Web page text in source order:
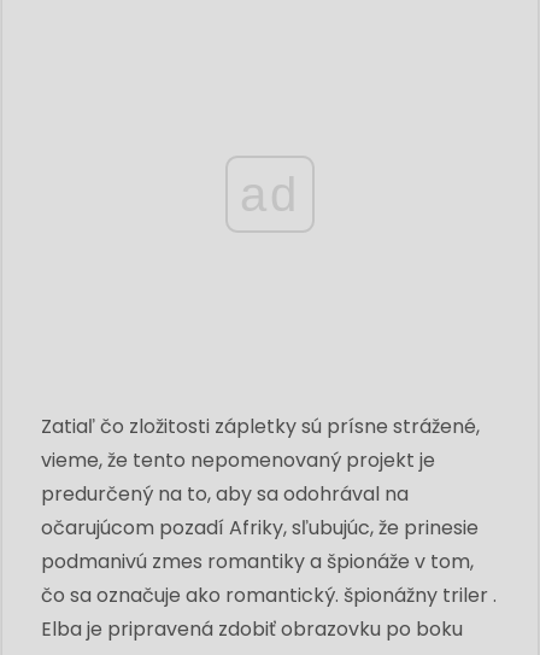
ad
Zatiaľ čo zložitosti zápletky sú prísne strážené,
vieme, že tento nepomenovaný projekt je
predurčený na to, aby sa odohrával na
očarujúcom pozadí Afriky, sľubujúc, že ​​prinesie
podmanivú zmes romantiky a špionáže v tom,
čo sa označuje ako romantický. špionážny triler .
Elba je pripravená zdobiť obrazovku po boku